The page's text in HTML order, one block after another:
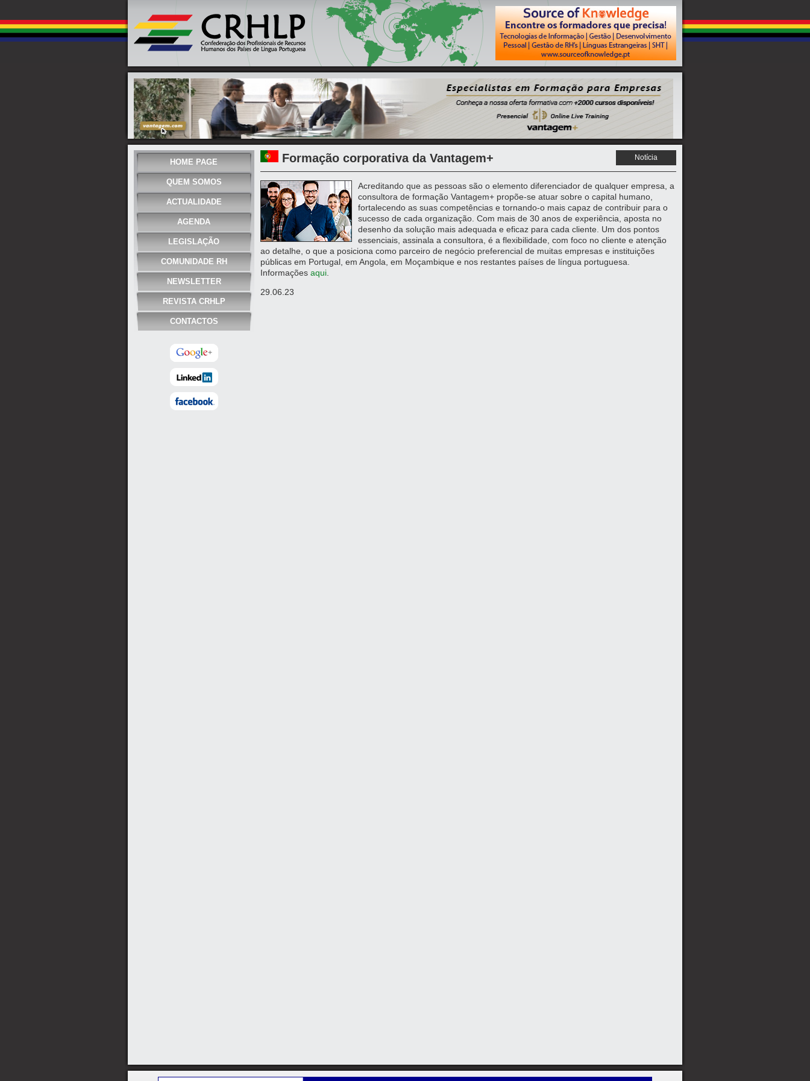
HOME PAGE
QUEM SOMOS
ACTUALIDADE
AGENDA
LEGISLAÇÃO
COMUNIDADE RH
NEWSLETTER
REVISTA CRHLP
CONTACTOS
Formação corporativa da Vantagem+ Notícia
Acreditando que as pessoas são o elemento diferenciador de qualquer empresa, a
consultora de formação Vantagem+ propõe-se atuar sobre o capital humano,
fortalecendo as suas competências e tornando-o mais capaz de contribuir para o
sucesso de cada organização. Com mais de 30 anos de experiência, aposta no
desenho da solução mais adequada e eficaz para cada cliente. Um dos pontos
essenciais, assinala a consultora, é a flexibilidade, com foco no cliente e atenção
ao detalhe, o que a posiciona como parceiro de negócio preferencial de muitas empresas e instituições
públicas em Portugal, em Angola, em Moçambique e nos restantes países de língua portuguesa.
Informações aqui
29.06.23